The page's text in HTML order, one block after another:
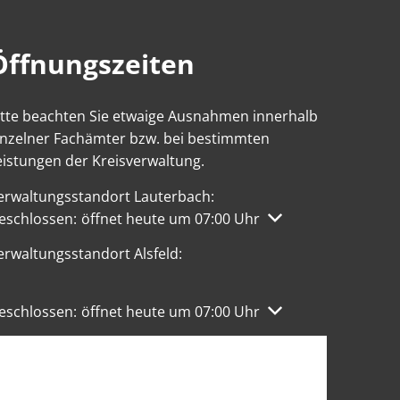
beachten Sie etwaige Ausnahmen innerhalb
Fachämter bzw. bei bestimmten
der Kreisverwaltung.
Lauterbach:
um weitere Öffnungs- oder Schließzeiten
öffnet heute um 07:00 Uhr
Alsfeld:
um weitere Öffnungs- oder Schließzeiten
öffnet heute um 07:00 Uhr